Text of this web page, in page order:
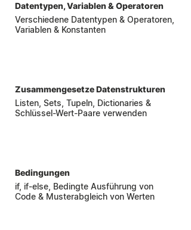
Datentypen, Variablen & Operatoren
Verschiedene Datentypen & Operatoren,
Variablen & Konstanten
Zusammengesetze Datenstrukturen
Listen, Sets, Tupeln, Dictionaries &
Schlüssel-Wert-Paare verwenden
Bedingungen
if, if-else, Bedingte Ausführung von
Code & Musterabgleich von Werten